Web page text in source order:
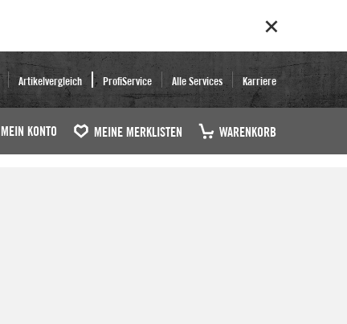
Artikelvergleich ProfiService Alle Services Karriere
MEIN KONTO MEINE MERKLISTEN WARENKORB